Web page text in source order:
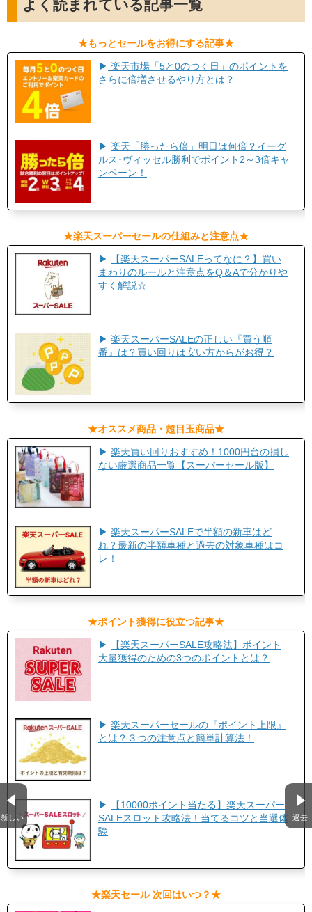
よく読まれている記事一覧
​★もっとセールをお得にする記事★​
▶ 楽天市場「5と0のつく日」のポイントを
さらに倍増させるやり方とは？
▶ 楽天「勝ったら倍」明日は何倍？イーグ
ルス･ヴィッセル勝利でポイント2～3倍キャ
ンペーン！
​★楽天スーパーセールの仕組みと注意点★
▶
【楽天スーパーSALEってなに？】買い
まわりのルールと注意点をQ＆Aで分かりや
すく解説☆
▶ 楽天スーパーSALEの正しい『買う順
番』は？買い回りは安い方からがお得？
​★オススメ商品・超目玉商品★​
▶ 楽天買い回りおすすめ！1000円台の損し
ない厳選商品一覧【スーパーセール版】
▶ 楽天スーパーSALEで半額の新車はど
れ？最新の半額車種と過去の対象車種はコ
レ！
​★ポイント獲得に役立つ記事★​
▶
【楽天スーパーSALE攻略法】ポイント
大量獲得のための3つのポイントとは？
▶ 楽天スーパーセールの『ポイント上限』
とは？３つの注意点と簡単計算法！
▶
【10000ポイント当たる】楽天スーパー
SALEスロット攻略法！当てるコツと当選体
験
​★楽天セール 次回はいつ？★​
新しい 過去